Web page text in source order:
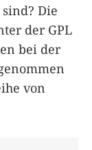
Die
der GPL
bei der
von